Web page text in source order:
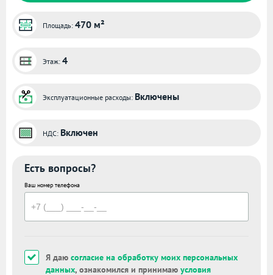
Площадь: 470 м²
Этаж: 4
Эксплуатационные расходы: Включены
НДС: Включен
Есть вопросы?
Ваш номер телефона
Я даю согласие на обработку моих персональных
данных, ознакомился и принимаю условия